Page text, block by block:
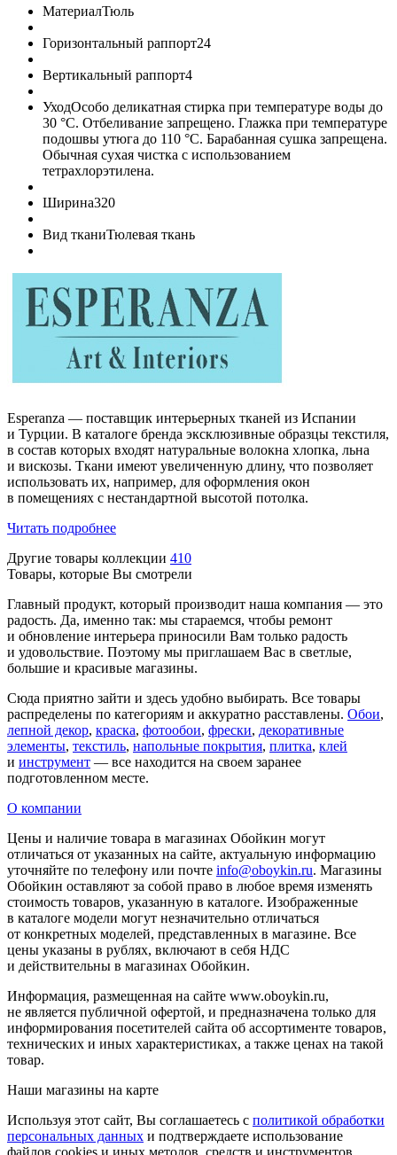
МатериалТюль
Горизонтальный раппорт24
Вертикальный раппорт4
УходОсобо деликатная стирка при температуре воды до
30 °C. Отбеливание запрещено. Глажка при температуре
подошвы утюга до 110 °C. Барабанная сушка запрещена.
Обычная сухая чистка с использованием
тетрахлорэтилена.
Ширина320
Вид тканиТюлевая ткань
Esperanza — поставщик интерьерных тканей из Испании
и Турции. В каталоге бренда эксклюзивные образцы текстиля,
в состав которых входят натуральные волокна хлопка, льна
и вискозы. Ткани имеют увеличенную длину, что позволяет
использовать их, например, для оформления окон
в помещениях с нестандартной высотой потолка.
Читать подробнее
Другие товары коллекции 410
Товары, которые Вы смотрели
Главный продукт, который производит наша компания — это
радость. Да, именно так: мы стараемся, чтобы ремонт
и обновление интерьера приносили Вам только радость
и удовольствие. Поэтому мы приглашаем Вас в светлые,
большие и красивые магазины.
Сюда приятно зайти и здесь удобно выбирать. Все товары
распределены по категориям и аккуратно расставлены. Обои,
лепной декор, краска, фотообои, фрески, декоративные
элементы, текстиль, напольные покрытия, плитка, клей
и инструмент — все находится на своем заранее
подготовленном месте.
О компании
Цены и наличие товара в магазинах Обойкин могут
отличаться от указанных на сайте, актуальную информацию
уточняйте по телефону или почте info@oboykin.ru. Магазины
Обойкин оставляют за собой право в любое время изменять
стоимость товаров, указанную в каталоге. Изображенные
в каталоге модели могут незначительно отличаться
от конкретных моделей, представленных в магазине. Все
цены указаны в рублях, включают в себя НДС
и действительны в магазинах Обойкин.
Информация, размещенная на сайте www.oboykin.ru,
не является публичной офертой, и предназначена только для
информирования посетителей сайта об ассортименте товаров,
технических и иных характеристиках, а также ценах на такой
товар.
Наши магазины на карте
Используя этот сайт, Вы соглашаетесь с политикой обработки
персональных данных и подтверждаете использование
файлов cookies и иных методов, средств и инструментов